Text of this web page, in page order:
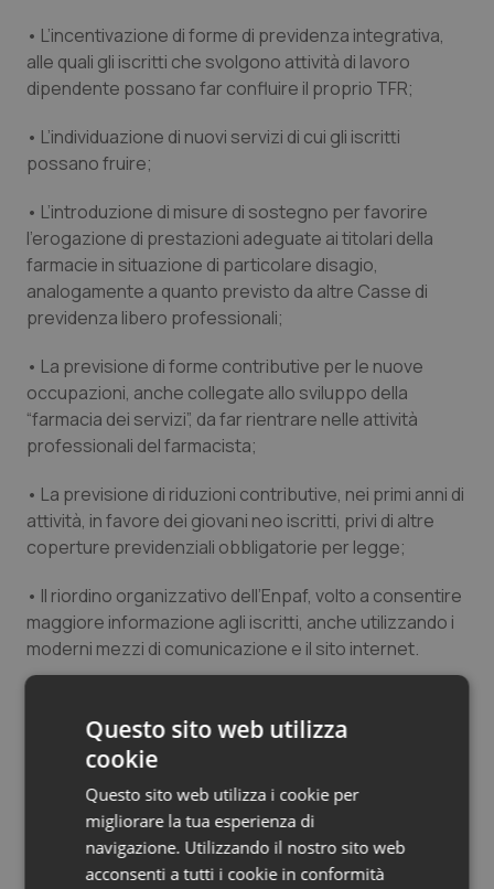
Psoriasi & pelle
Quotidiano Cardiologia
Quotidiano Oncologia
Quotidiano Pediatria
Rene & patologie urogenitali
Salute orale & impianti
Tiroide
Tumore al seno
Tumore ovarico
Tumori gastrointestinali
Ulcera & Reflusso
Vaccini
• L’incentivazione di forme di previdenza integrativa,
alle quali gli iscritti che svolgono attività di lavoro
dipendente possano far confluire il proprio TFR;
• L’individuazione di nuovi servizi di cui gli iscritti
possano fruire;
• L’introduzione di misure di sostegno per favorire
l’erogazione di prestazioni adeguate ai titolari della
farmacie in situazione di particolare disagio,
analogamente a quanto previsto da altre Casse di
previdenza libero professionali;
• La previsione di forme contributive per le nuove
occupazioni, anche collegate allo sviluppo della
“farmacia dei servizi”, da far rientrare nelle attività
professionali del farmacista;
• La previsione di riduzioni contributive, nei primi anni di
attività, in favore dei giovani neo iscritti, privi di altre
coperture previdenziali obbligatorie per legge;
• Il riordino organizzativo dell’Enpaf, volto a consentire
maggiore informazione agli iscritti, anche utilizzando i
moderni mezzi di comunicazione e il sito internet.
tavolo sulla riforma della previdenza, calendarizzata il
16 maggio, approfondiranno tali punti programmatici,
componenti della professione. Alla seconda riunione
parteciperà anche Assofarm che condivide questi
principi.
Questo sito web utilizza
cookie
Questo sito web utilizza i cookie per
migliorare la tua esperienza di
navigazione. Utilizzando il nostro sito web
acconsenti a tutti i cookie in conformità